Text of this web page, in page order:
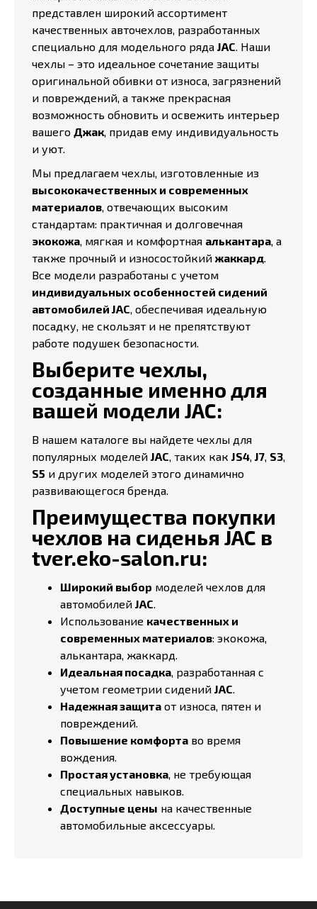
представлен широкий ассортимент
качественных авточехлов, разработанных
специально для модельного ряда JAC. Наши
чехлы – это идеальное сочетание защиты
оригинальной обивки от износа, загрязнений
и повреждений, а также прекрасная
возможность обновить и освежить интерьер
вашего Джак, придав ему индивидуальность
и уют.
Мы предлагаем чехлы, изготовленные из
высококачественных и современных
материалов, отвечающих высоким
стандартам: практичная и долговечная
экокожа, мягкая и комфортная алькантара, а
также прочный и износостойкий жаккард.
Все модели разработаны с учетом
индивидуальных особенностей сидений
автомобилей JAC, обеспечивая идеальную
посадку, не скользят и не препятствуют
работе подушек безопасности.
Выберите чехлы,
созданные именно для
вашей модели JAC:
В нашем каталоге вы найдете чехлы для
популярных моделей JAC, таких как JS4, J7, S3,
S5 и других моделей этого динамично
развивающегося бренда.
Преимущества покупки
чехлов на сиденья JAC в
tver.eko-salon.ru:
Широкий выбор моделей чехлов для
автомобилей JAC.
Использование качественных и
современных материалов: экокожа,
алькантара, жаккард.
Идеальная посадка, разработанная с
учетом геометрии сидений JAC.
Надежная защита от износа, пятен и
повреждений.
Повышение комфорта во время
вождения.
Простая установка, не требующая
специальных навыков.
Доступные цены на качественные
автомобильные аксессуары.